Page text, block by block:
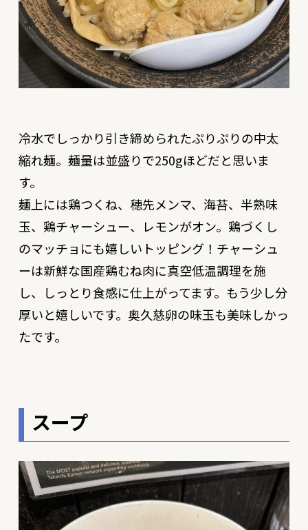
冷水でしっかり引き締められたぷりぷりの中太
縮れ麺。麺量は並盛りで250gほどだと思いま
す。
麺上には鶏つくね、穂先メンマ、海苔、半熟味
玉、鶏チャーシュー、レモンがオン。鶏づくし
のマッチョにも嬉しいトッピング！チャーシュ
ーは新鮮な国産鶏むね肉に真空低温調理を施
し、しっとり食感に仕上がってます。もう少し分
厚いと嬉しいです。奥久慈卵の味玉も美味しかっ
たです。
スープ